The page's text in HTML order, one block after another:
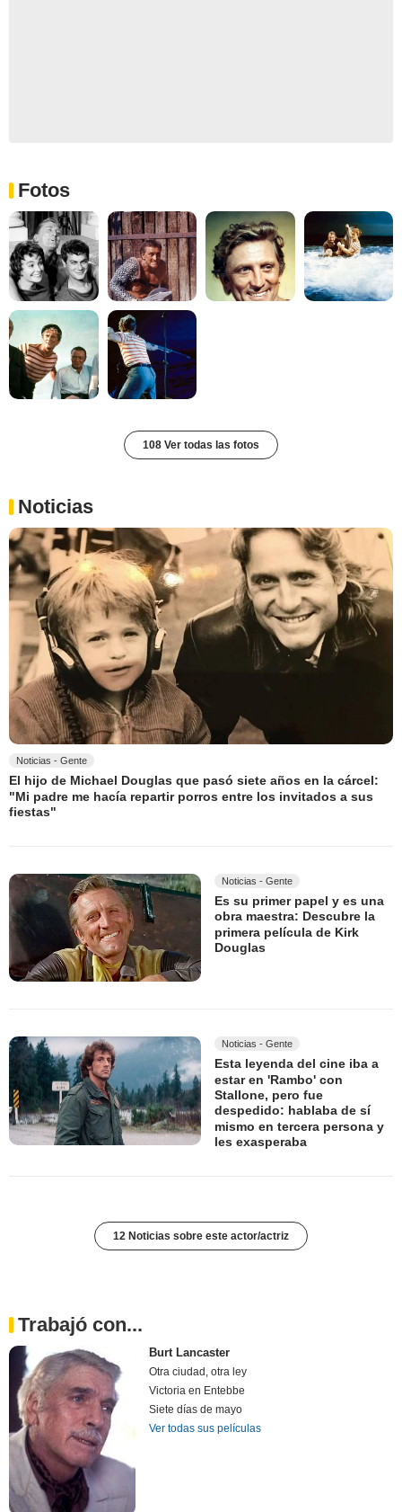
Fotos
108 Ver todas las fotos
Noticias
Noticias - Gente
El hijo de Michael Douglas que pasó siete años en la cárcel:
"Mi padre me hacía repartir porros entre los invitados a sus
fiestas"
Noticias - Gente
Es su primer papel y es una
obra maestra: Descubre la
primera película de Kirk
Douglas
Noticias - Gente
Esta leyenda del cine iba a
estar en 'Rambo' con
Stallone, pero fue
despedido: hablaba de sí
mismo en tercera persona y
les exasperaba
12 Noticias sobre este actor/actriz
Trabajó con...
Burt Lancaster
Otra ciudad, otra ley
Victoria en Entebbe
Siete días de mayo
Ver todas sus películas